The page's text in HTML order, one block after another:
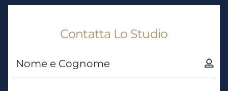
Contatta Lo Studio